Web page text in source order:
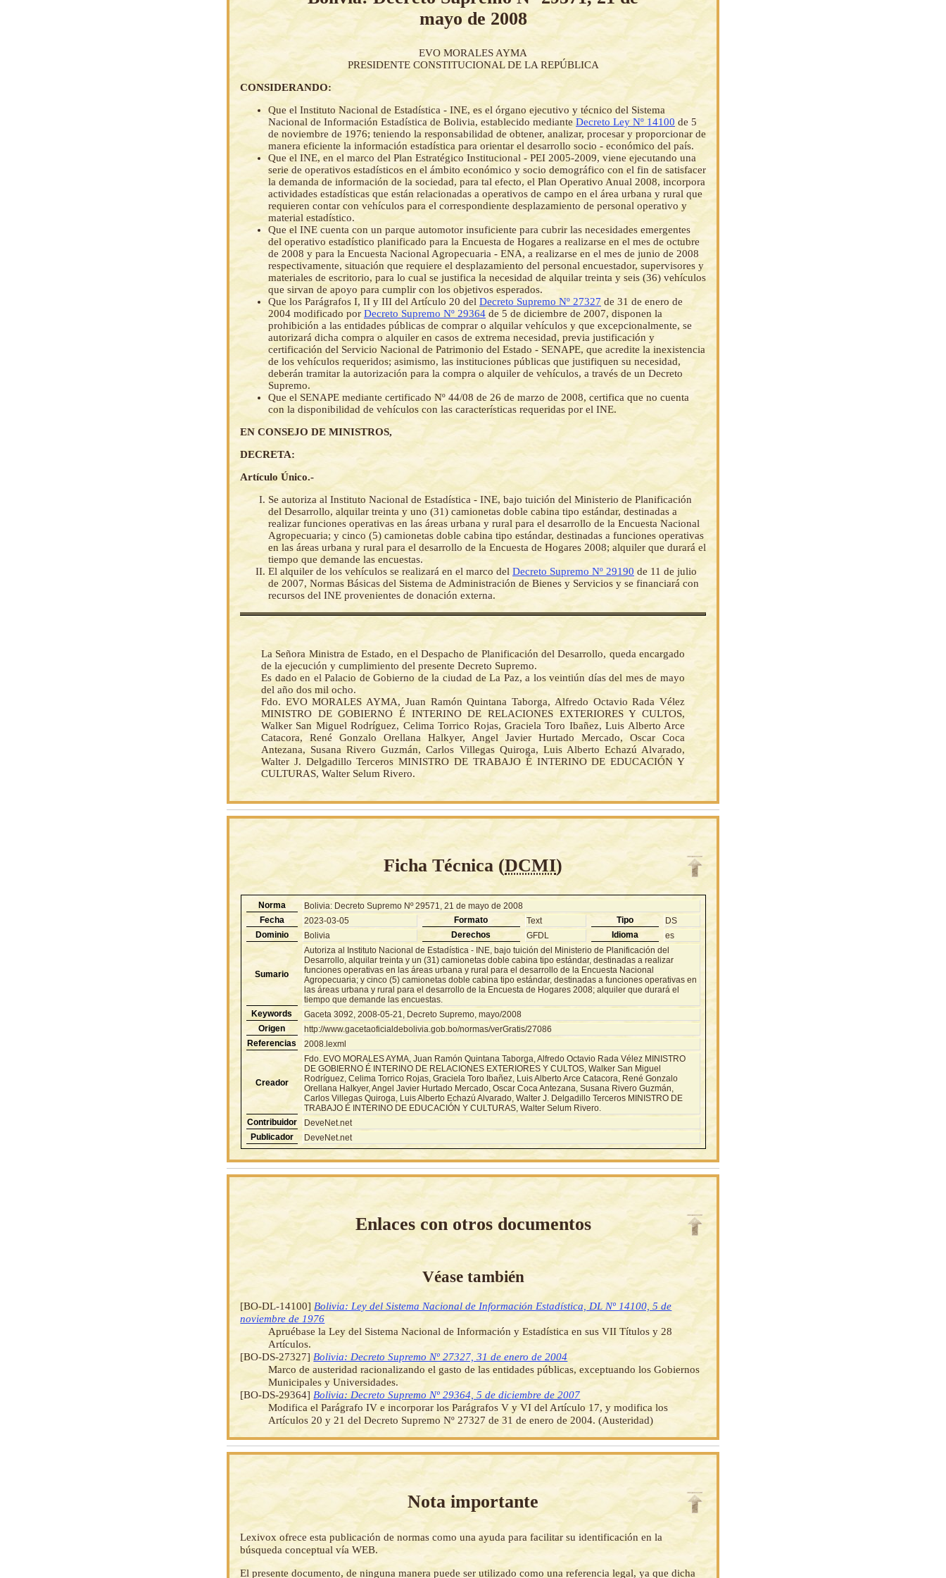
mayo de 2008
EVO MORALES AYMA
PRESIDENTE CONSTITUCIONAL DE LA REPÚBLICA
CONSIDERANDO:
Que el Instituto Nacional de Estadística - INE, es el órgano ejecutivo y técnico del Sistema
Nacional de Información Estadística de Bolivia, establecido mediante Decreto Ley Nº 14100 de 5
de noviembre de 1976; teniendo la responsabilidad de obtener, analizar, procesar y proporcionar de
manera eficiente la información estadística para orientar el desarrollo socio - económico del país.
Que el INE, en el marco del Plan Estratégico Institucional - PEI 2005-2009, viene ejecutando una
serie de operativos estadísticos en el ámbito económico y socio demográfico con el fin de satisfacer
la demanda de información de la sociedad, para tal efecto, el Plan Operativo Anual 2008, incorpora
actividades estadísticas que están relacionadas a operativos de campo en el área urbana y rural que
requieren contar con vehículos para el correspondiente desplazamiento de personal operativo y
material estadístico.
Que el INE cuenta con un parque automotor insuficiente para cubrir las necesidades emergentes
del operativo estadístico planificado para la Encuesta de Hogares a realizarse en el mes de octubre
de 2008 y para la Encuesta Nacional Agropecuaria - ENA, a realizarse en el mes de junio de 2008
respectivamente, situación que requiere el desplazamiento del personal encuestador, supervisores y
materiales de escritorio, para lo cual se justifica la necesidad de alquilar treinta y seis (36) vehículos
que sirvan de apoyo para cumplir con los objetivos esperados.
Que los Parágrafos I, II y III del Artículo 20 del Decreto Supremo Nº 27327 de 31 de enero de
2004 modificado por Decreto Supremo Nº 29364 de 5 de diciembre de 2007, disponen la
prohibición a las entidades públicas de comprar o alquilar vehículos y que excepcionalmente, se
autorizará dicha compra o alquiler en casos de extrema necesidad, previa justificación y
certificación del Servicio Nacional de Patrimonio del Estado - SENAPE, que acredite la inexistencia
de los vehículos requeridos; asimismo, las instituciones públicas que justifiquen su necesidad,
deberán tramitar la autorización para la compra o alquiler de vehículos, a través de un Decreto
Supremo.
Que el SENAPE mediante certificado Nº 44/08 de 26 de marzo de 2008, certifica que no cuenta
con la disponibilidad de vehículos con las características requeridas por el INE.
EN CONSEJO DE MINISTROS,
DECRETA:
Artículo Único.-
Se autoriza al Instituto Nacional de Estadística - INE, bajo tuición del Ministerio de Planificación
del Desarrollo, alquilar treinta y uno (31) camionetas doble cabina tipo estándar, destinadas a
realizar funciones operativas en las áreas urbana y rural para el desarrollo de la Encuesta Nacional
Agropecuaria; y cinco (5) camionetas doble cabina tipo estándar, destinadas a funciones operativas
en las áreas urbana y rural para el desarrollo de la Encuesta de Hogares 2008; alquiler que durará el
tiempo que demande las encuestas.
El alquiler de los vehículos se realizará en el marco del Decreto Supremo Nº 29190 de 11 de julio
de 2007, Normas Básicas del Sistema de Administración de Bienes y Servicios y se financiará con
recursos del INE provenientes de donación externa.
La Señora Ministra de Estado, en el Despacho de Planificación del Desarrollo, queda encargado
de la ejecución y cumplimiento del presente Decreto Supremo.
Es dado en el Palacio de Gobierno de la ciudad de La Paz, a los veintiún días del mes de mayo
del año dos mil ocho.
Fdo. EVO MORALES AYMA, Juan Ramón Quintana Taborga, Alfredo Octavio Rada Vélez
MINISTRO DE GOBIERNO É INTERINO DE RELACIONES EXTERIORES Y CULTOS,
Walker San Miguel Rodríguez, Celima Torrico Rojas, Graciela Toro Ibañez, Luis Alberto Arce
Catacora, René Gonzalo Orellana Halkyer, Angel Javier Hurtado Mercado, Oscar Coca
Antezana, Susana Rivero Guzmán, Carlos Villegas Quiroga, Luis Alberto Echazú Alvarado,
Walter J. Delgadillo Terceros MINISTRO DE TRABAJO É INTERINO DE EDUCACIÓN Y
CULTURAS, Walter Selum Rivero.
Ficha Técnica (DCMI)
Norma
Bolivia: Decreto Supremo Nº 29571, 21 de mayo de 2008
Fecha
2023-03-05 Formato Text Tipo
DS
Dominio
Bolivia Derechos GFDL Idioma es
Sumario
Autoriza al Instituto Nacional de Estadística - INE, bajo tuición del Ministerio de Planificación del
Desarrollo, alquilar treinta y un (31) camionetas doble cabina tipo estándar, destinadas a realizar
funciones operativas en las áreas urbana y rural para el desarrollo de la Encuesta Nacional
Agropecuaria; y cinco (5) camionetas doble cabina tipo estándar, destinadas a funciones operativas en
las áreas urbana y rural para el desarrollo de la Encuesta de Hogares 2008; alquiler que durará el
tiempo que demande las encuestas.
Keywords
Gaceta 3092, 2008-05-21, Decreto Supremo, mayo/2008
Origen
http://www.gacetaoficialdebolivia.gob.bo/normas/verGratis/27086
Referencias
2008.lexml
Creador
Fdo. EVO MORALES AYMA, Juan Ramón Quintana Taborga, Alfredo Octavio Rada Vélez MINISTRO
DE GOBIERNO É INTERINO DE RELACIONES EXTERIORES Y CULTOS, Walker San Miguel
Rodríguez, Celima Torrico Rojas, Graciela Toro Ibañez, Luis Alberto Arce Catacora, René Gonzalo
Orellana Halkyer, Angel Javier Hurtado Mercado, Oscar Coca Antezana, Susana Rivero Guzmán,
Carlos Villegas Quiroga, Luis Alberto Echazú Alvarado, Walter J. Delgadillo Terceros MINISTRO DE
TRABAJO É INTERINO DE EDUCACIÓN Y CULTURAS, Walter Selum Rivero.
Contribuidor
DeveNet.net
Publicador
DeveNet.net
Enlaces con otros documentos
Véase también
[BO-DL-14100] Bolivia: Ley del Sistema Nacional de Información Estadística, DL Nº 14100, 5 de
noviembre de 1976
Apruébase la Ley del Sistema Nacional de Información y Estadística en sus VII Títulos y 28
Artículos.
[BO-DS-27327]Bolivia: Decreto Supremo Nº 27327, 31 de enero de 2004
Marco de austeridad racionalizando el gasto de las entidades públicas, exceptuando los Gobiernos
Municipales y Universidades.
[BO-DS-29364] Bolivia: Decreto Supremo Nº 29364, 5 de diciembre de 2007
Modifica el Parágrafo IV e incorporar los Parágrafos V y VI del Artículo 17, y modifica los
Artículos 20 y 21 del Decreto Supremo Nº 27327 de 31 de enero de 2004. (Austeridad)
Nota importante
Lexivox ofrece esta publicación de normas como una ayuda para facilitar su identificación en la
búsqueda conceptual vía WEB.
El presente documento, de ninguna manera puede ser utilizado como una referencia legal, ya que dicha